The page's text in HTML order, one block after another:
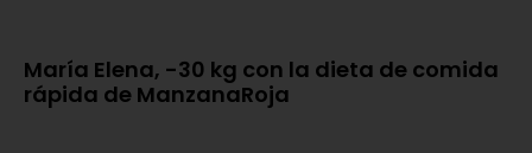
María Elena, -30 kg con la dieta de comida
rápida de ManzanaRoja